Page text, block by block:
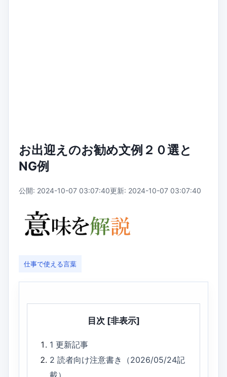
お出迎えのお勧め文例２０選と
NG例
公開: 2024-10-07 03:07:40更新: 2024-10-07 03:07:40
仕事で使える言葉
目次 [非表示]
1更新記事
2読者向け注意書き（2026/05/24記